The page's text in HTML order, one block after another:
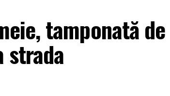
tamponată de
strada